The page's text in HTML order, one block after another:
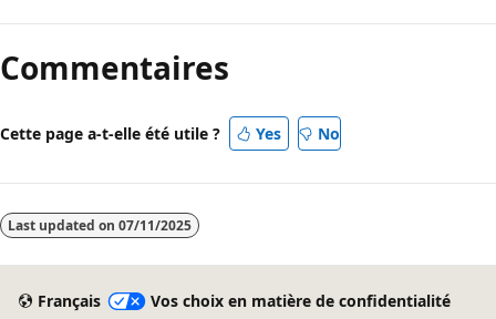
Commentaires
Cette page a-t-elle été utile ? Yes No
Last updated on 07/11/2025
Français
Vos choix en matière de confidentialité